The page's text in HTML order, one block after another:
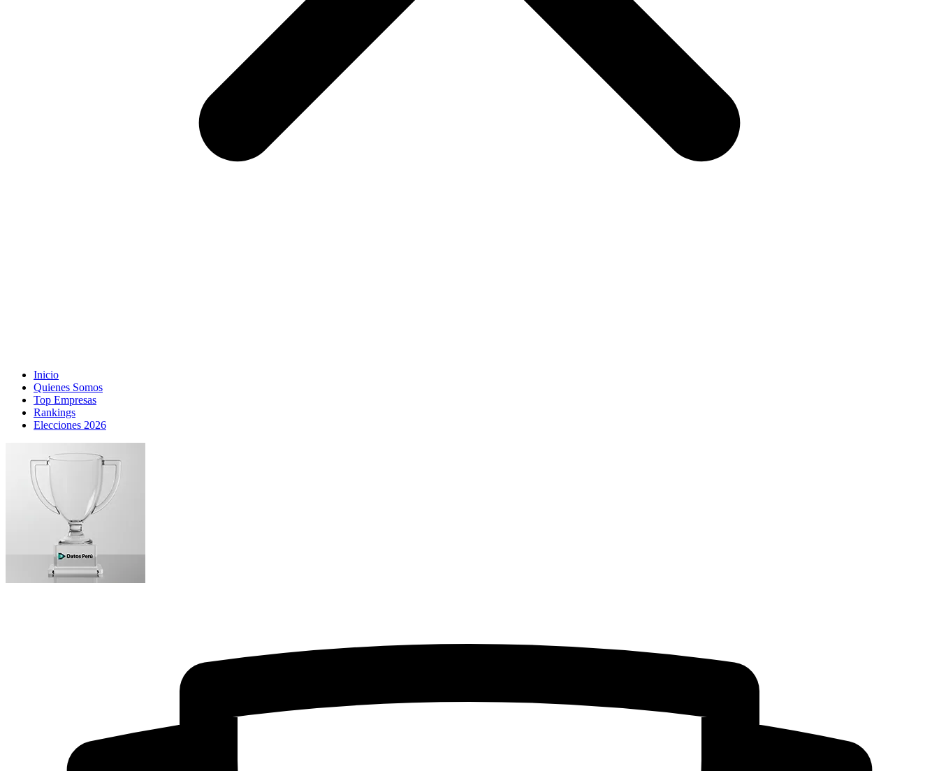
Inicio
Quienes Somos
Top Empresas
Rankings
Elecciones 2026